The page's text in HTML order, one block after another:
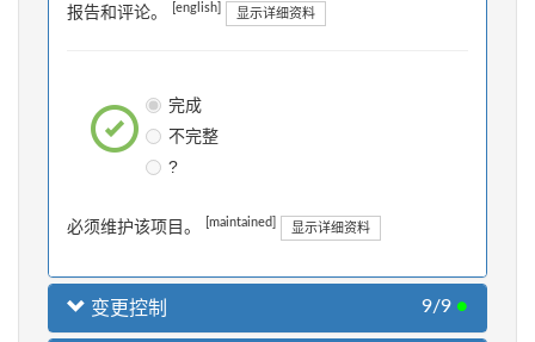
报告和评论。
[english] 显示详细资料
完成
不完整
?
必须维护该项目。 [maintained] 显示详细资料
变更控制 9/9 ●